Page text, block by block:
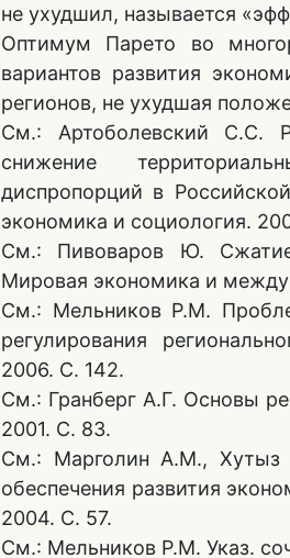
не ухудшил, называется
Оптимум Парето во
вариантов развития
регионов, не ухудшая
См.: Артоболевский С.С.
снижение
диспропорций в
экономика и социология.
См.: Пивоваров Ю.
Мировая экономика и
См.: Мельников Р.М.
регулирования
2006. С. 142.
См.: Гранберг А.Г. Основы
2001. С. 83.
См.: Марголин А.М., Хутыз
обеспечения развития
2004. С. 57.
См.: Мельников Р.М. Указ.